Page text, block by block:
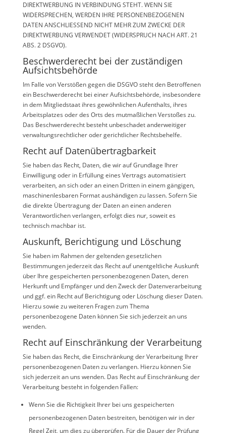
DIREKTWERBUNG IN VERBINDUNG STEHT. WENN SIE
WIDERSPRECHEN, WERDEN IHRE PERSONENBEZOGENEN
DATEN ANSCHLIESSEND NICHT MEHR ZUM ZWECKE DER
DIREKTWERBUNG VERWENDET (WIDERSPRUCH NACH ART. 21
ABS. 2 DSGVO).
Beschwerde­recht bei der zuständigen
Aufsichts­behörde
Im Falle von Verstößen gegen die DSGVO steht den Betroffenen
ein Beschwerderecht bei einer Aufsichtsbehörde, insbesondere
in dem Mitgliedstaat ihres gewöhnlichen Aufenthalts, ihres
Arbeitsplatzes oder des Orts des mutmaßlichen Verstoßes zu.
Das Beschwerderecht besteht unbeschadet anderweitiger
verwaltungsrechtlicher oder gerichtlicher Rechtsbehelfe.
Recht auf Daten­übertrag­barkeit
Sie haben das Recht, Daten, die wir auf Grundlage Ihrer
Einwilligung oder in Erfüllung eines Vertrags automatisiert
verarbeiten, an sich oder an einen Dritten in einem gängigen,
maschinenlesbaren Format aushändigen zu lassen. Sofern Sie
die direkte Übertragung der Daten an einen anderen
Verantwortlichen verlangen, erfolgt dies nur, soweit es
technisch machbar ist.
Auskunft, Berichtigung und Löschung
Sie haben im Rahmen der geltenden gesetzlichen
Bestimmungen jederzeit das Recht auf unentgeltliche Auskunft
über Ihre gespeicherten personenbezogenen Daten, deren
Herkunft und Empfänger und den Zweck der Datenverarbeitung
und ggf. ein Recht auf Berichtigung oder Löschung dieser Daten.
Hierzu sowie zu weiteren Fragen zum Thema
personenbezogene Daten können Sie sich jederzeit an uns
wenden.
Recht auf Einschränkung der Verarbeitung
Sie haben das Recht, die Einschränkung der Verarbeitung Ihrer
personenbezogenen Daten zu verlangen. Hierzu können Sie
sich jederzeit an uns wenden. Das Recht auf Einschränkung der
Verarbeitung besteht in folgenden Fällen:
Wenn Sie die Richtigkeit Ihrer bei uns gespeicherten
personenbezogenen Daten bestreiten, benötigen wir in der
Regel Zeit, um dies zu überprüfen. Für die Dauer der Prüfung